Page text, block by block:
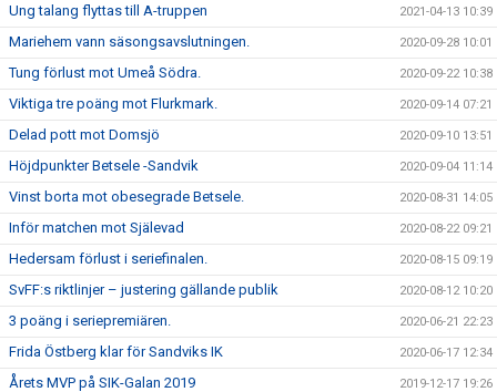
Ung talang flyttas till A-truppen 2021-04-13 10:39
Mariehem vann säsongsavslutningen. 2020-09-28 10:01
Tung förlust mot Umeå Södra. 2020-09-22 10:38
Viktiga tre poäng mot Flurkmark. 2020-09-14 07:21
Delad pott mot Domsjö 2020-09-10 13:51
Höjdpunkter Betsele -Sandvik 2020-09-04 11:14
Vinst borta mot obesegrade Betsele. 2020-08-31 14:05
Inför matchen mot Själevad 2020-08-22 09:21
Hedersam förlust i seriefinalen. 2020-08-15 09:19
SvFF:s riktlinjer – justering gällande publik 2020-08-12 10:20
3 poäng i seriepremiären. 2020-06-21 22:23
Frida Östberg klar för Sandviks IK 2020-06-17 12:34
Årets MVP på SIK-Galan 2019 2019-12-17 19:26